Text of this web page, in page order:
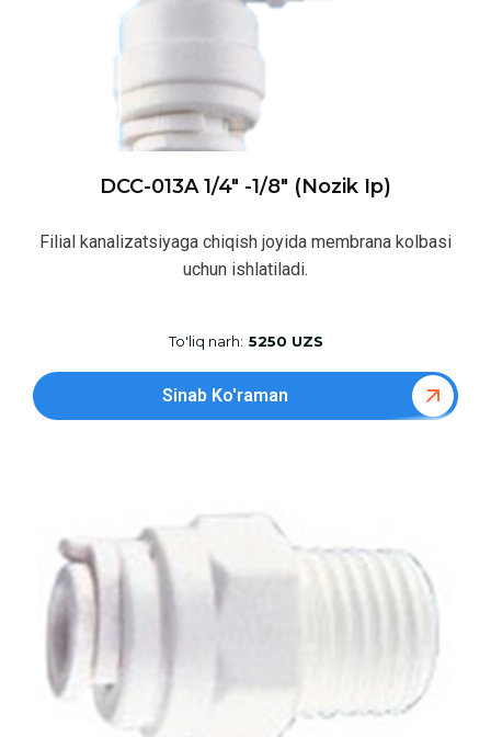
DCC-013A 1/4″ -1/8″ (nozik Ip)
Filial kanalizatsiyaga chiqish joyida membrana kolbasi
uchun ishlatiladi.
To'liq narh: 5250 UZS
Sinab Ko'raman